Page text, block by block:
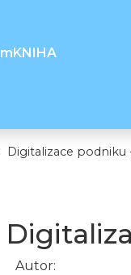
mKNIHA
Digitalizace podniku
Autor: